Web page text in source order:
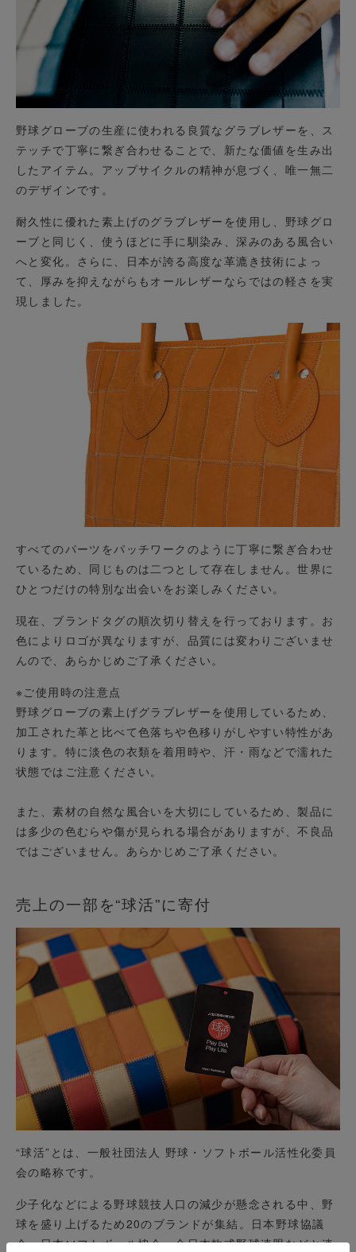
野球グローブの生産に使われる良質なグラブレザーを、ス
テッチで丁寧に繋ぎ合わせることで、新たな価値を生み出
したアイテム。アップサイクルの精神が息づく、唯一無二
のデザインです。
耐久性に優れた素上げのグラブレザーを使用し、野球グロ
ーブと同じく、使うほどに手に馴染み、深みのある風合い
へと変化。さらに、日本が誇る高度な革漉き技術によっ
て、厚みを抑えながらもオールレザーならではの軽さを実
現しました。
すべてのパーツをパッチワークのように丁寧に繋ぎ合わせ
ているため、同じものは二つとして存在しません。世界に
ひとつだけの特別な出会いをお楽しみください。
現在、ブランドタグの順次切り替えを行っております。お
色によりロゴが異なりますが、品質には変わりございませ
んので、あらかじめご了承ください。
※ご使用時の注意点
野球グローブの素上げグラブレザーを使用しているため、
加工された革と比べて色落ちや色移りがしやすい特性があ
ります。特に淡色の衣類を着用時や、汗・雨などで濡れた
状態ではご注意ください。
また、素材の自然な風合いを大切にしているため、製品に
は多少の色むらや傷が見られる場合がありますが、不良品
ではございません。あらかじめご了承ください。
売上の一部を“球活”に寄付
“球活”とは、一般社団法人 野球・ソフトボール活性化委員
会の略称です。
少子化などによる野球競技人口の減少が懸念される中、野
球を盛り上げるため20のブランドが集結。日本野球協議
会、日本ソフトボール協会、全日本軟式野球連盟などと連